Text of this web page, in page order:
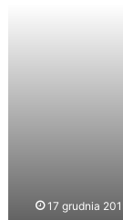
17 grudnia